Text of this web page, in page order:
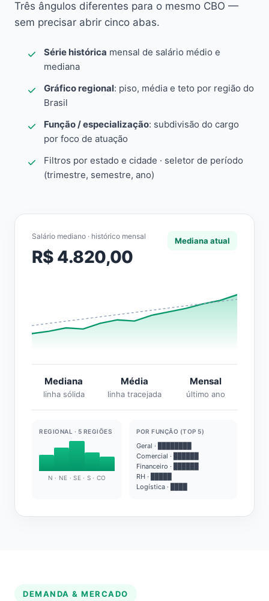
Três ângulos diferentes para o mesmo CBO —
sem precisar abrir cinco abas.
Série histórica mensal de salário médio e
mediana
Gráfico regional: piso, média e teto por região do
Brasil
Função / especialização: subdivisão do cargo
por foco de atuação
Filtros por estado e cidade · seletor de período
(trimestre, semestre, ano)
Salário mediano · histórico mensal
R$ 4.820,00
Mediana atual
Mediana
linha sólida
Média
linha tracejada
Mensal
último ano
REGIONAL · 5 REGIÕES
N · NE · SE · S · CO
POR FUNÇÃO (TOP 5)
Geral · ████████
Comercial · ██████
Financeiro · ██████
RH · █████
Logística · ████
DEMANDA & MERCADO